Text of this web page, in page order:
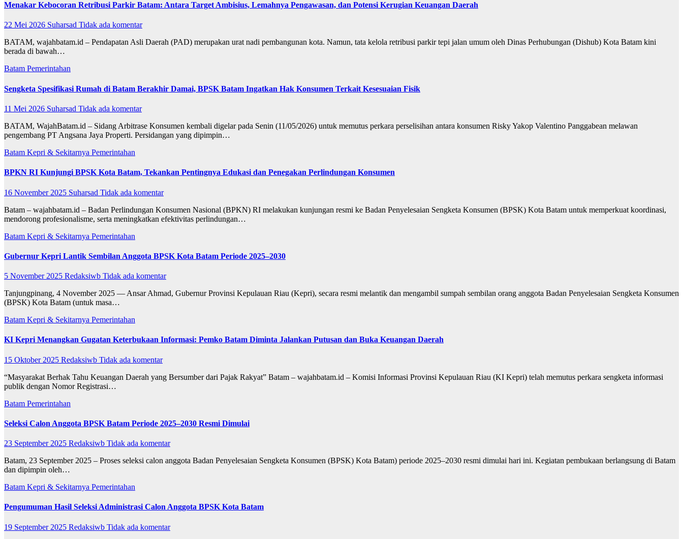
Menakar Kebocoran Retribusi Parkir Batam: Antara Target Ambisius, Lemahnya Pengawasan, dan Potensi Kerugian Keuangan Daerah
22 Mei 2026 Suharsad Tidak ada komentar
BATAM, wajahbatam.id – Pendapatan Asli Daerah (PAD) merupakan urat nadi pembangunan kota. Namun, tata kelola retribusi parkir tepi jalan umum oleh Dinas Perhubungan (Dishub) Kota Batam kini
berada di bawah…
Batam Pemerintahan
Sengketa Spesifikasi Rumah di Batam Berakhir Damai, BPSK Batam Ingatkan Hak Konsumen Terkait Kesesuaian Fisik
11 Mei 2026 Suharsad Tidak ada komentar
BATAM, WajahBatam.id – Sidang Arbitrase Konsumen kembali digelar pada Senin (11/05/2026) untuk memutus perkara perselisihan antara konsumen Risky Yakop Valentino Panggabean melawan
pengembang PT Angsana Jaya Properti. Persidangan yang dipimpin…
Batam Kepri & Sekitarnya Pemerintahan
BPKN RI Kunjungi BPSK Kota Batam, Tekankan Pentingnya Edukasi dan Penegakan Perlindungan Konsumen
16 November 2025 Suharsad Tidak ada komentar
Batam – wajahbatam.id – Badan Perlindungan Konsumen Nasional (BPKN) RI melakukan kunjungan resmi ke Badan Penyelesaian Sengketa Konsumen (BPSK) Kota Batam untuk memperkuat koordinasi,
mendorong profesionalisme, serta meningkatkan efektivitas perlindungan…
Batam Kepri & Sekitarnya Pemerintahan
Gubernur Kepri Lantik Sembilan Anggota BPSK Kota Batam Periode 2025–2030
5 November 2025 Redaksiwb Tidak ada komentar
Tanjungpinang, 4 November 2025 — Ansar Ahmad, Gubernur Provinsi Kepulauan Riau (Kepri), secara resmi melantik dan mengambil sumpah sembilan orang anggota Badan Penyelesaian Sengketa Konsumen
(BPSK) Kota Batam (untuk masa…
Batam Kepri & Sekitarnya Pemerintahan
KI Kepri Menangkan Gugatan Keterbukaan Informasi: Pemko Batam Diminta Jalankan Putusan dan Buka Keuangan Daerah
15 Oktober 2025 Redaksiwb Tidak ada komentar
“Masyarakat Berhak Tahu Keuangan Daerah yang Bersumber dari Pajak Rakyat” Batam – wajahbatam.id – Komisi Informasi Provinsi Kepulauan Riau (KI Kepri) telah memutus perkara sengketa informasi
publik dengan Nomor Registrasi…
Batam Pemerintahan
Seleksi Calon Anggota BPSK Batam Periode 2025–2030 Resmi Dimulai
23 September 2025 Redaksiwb Tidak ada komentar
Batam, 23 September 2025 – Proses seleksi calon anggota Badan Penyelesaian Sengketa Konsumen (BPSK) Kota Batam) periode 2025–2030 resmi dimulai hari ini. Kegiatan pembukaan berlangsung di Batam
dan dipimpin oleh…
Batam Kepri & Sekitarnya Pemerintahan
Pengumuman Hasil Seleksi Administrasi Calon Anggota BPSK Kota Batam
19 September 2025 Redaksiwb Tidak ada komentar